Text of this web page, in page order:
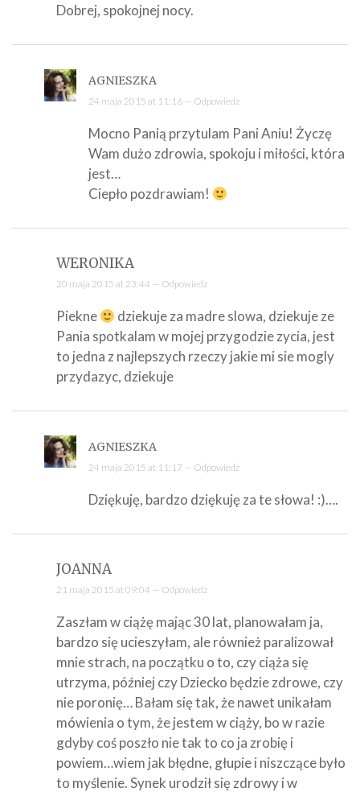
Dobrej, spokojnej nocy.
AGNIESZKA
24 maja 2015 at 11:16 — Odpowiedz
Mocno Panią przytulam Pani Aniu! Życzę
Wam dużo zdrowia, spokoju i miłości, która
jest…
Ciepło pozdrawiam!
WERONIKA
20 maja 2015 at 23:44 — Odpowiedz
Piekne
dziekuje za madre slowa, dziekuje ze
Pania spotkalam w mojej przygodzie zycia, jest
to jedna z najlepszych rzeczy jakie mi sie mogly
przydazyc, dziekuje
AGNIESZKA
24 maja 2015 at 11:17 — Odpowiedz
Dziękuję, bardzo dziękuję za te słowa! :)….
JOANNA
21 maja 2015 at 09:04 — Odpowiedz
Zaszłam w ciążę mając 30 lat, planowałam ja,
bardzo się ucieszyłam, ale również paralizował
mnie strach, na początku o to, czy ciąża się
utrzyma, później czy Dziecko będzie zdrowe, czy
nie poronię… Bałam się tak, że nawet unikałam
mówienia o tym, że jestem w ciąży, bo w razie
gdyby coś poszło nie tak to co ja zrobię i
powiem…wiem jak błędne, głupie i niszczące było
to myślenie. Synek urodził się zdrowy i w